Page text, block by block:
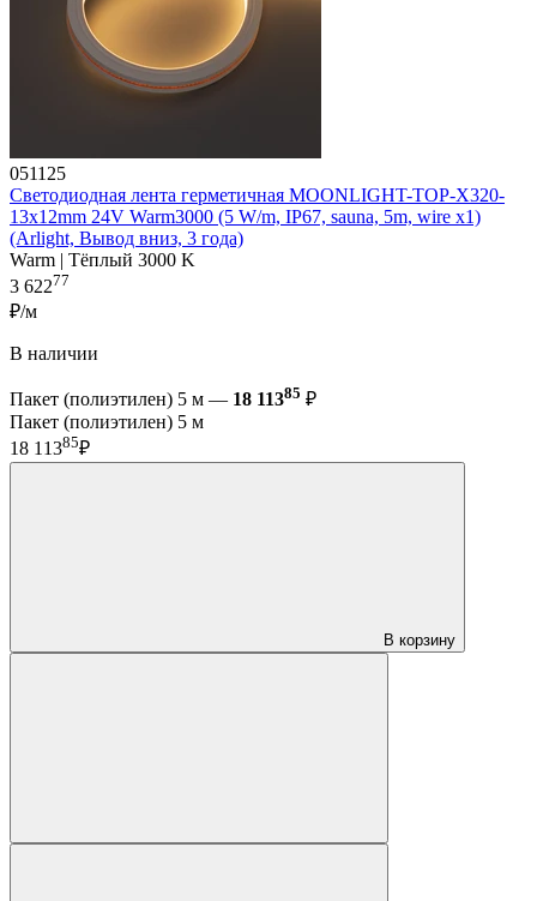
051125
Светодиодная лента герметичная MOONLIGHT-TOP-X320-
13x12mm 24V Warm3000 (5 W/m, IP67, sauna, 5m, wire x1)
(Arlight, Вывод вниз, 3 года)
Warm | Тёплый 3000 K
3 62277
₽/м
В наличии
Пакет (полиэтилен) 5 м — 18 11385 ₽
Пакет (полиэтилен) 5 м
18 11385₽
В корзину